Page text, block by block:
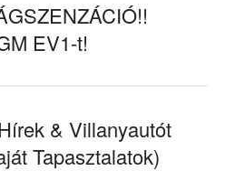
EV1-t!
& Villanyautót
Tapasztalatok)